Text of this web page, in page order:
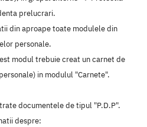
prelucrari.
din aproape toate modulele din
personale.
modul trebuie creat un carnet de
in modulul "Carnete".
documentele de tipul "P.D.P".
despre: